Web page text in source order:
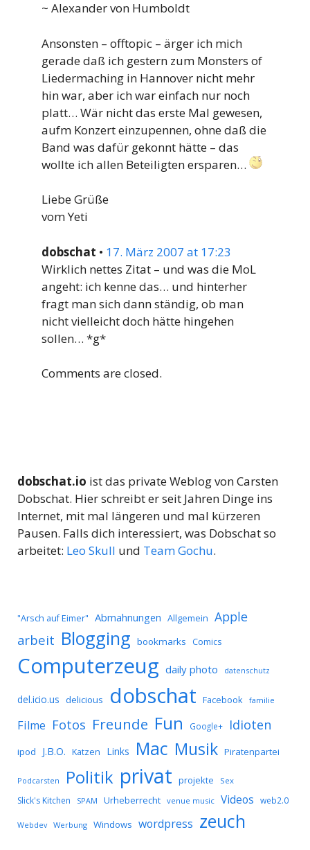
~ Alexander von Humboldt
Ansonsten – offtopic – ärger ich mich
gerade daß ich gestern zum Monsters of
Liedermaching in Hannover nicht mehr
hin war, aber ich war einfach nur noch
platt… Wär nicht das erste Mal gewesen,
aufm Konzert einzupennen, ohne daß die
Band was dafür gekonnt hätte – das
wollte ich allen Beteiligten ersparen…
Liebe Grüße
vom Yeti
dobschat • 17. März 2007 at 17:23
Wirklich nettes Zitat – und was die MoL
angeht: ich kenne das… und hinterher
fragt man sich dann ständig, ob man
nicht vielleicht doch hätte hingehen
sollen… *g*
Comments are closed.
dobschat.io ist das private Weblog von Carsten
Dobschat. Hier schreibt er seit Jahren Dinge ins
Internet, mit mal längeren und mal kürzeren
Pausen. Falls dich interessiert, was Dobschat so
arbeitet: Leo Skull und Team Gochu.
"Arsch auf Eimer" Abmahnungen Allgemein Apple
arbeit Blogging bookmarks Comics
Computerzeug daily photo datenschutz
del.icio.us delicious dobschat Facebook familie
Filme Fotos Freunde Fun Google+ Idioten
ipod J.B.O. Katzen Links Mac Musik Piratenpartei
Podcarsten Politik privat projekte Sex
Slick's Kitchen SPAM Urheberrecht venue music Videos web2.0
Webdev Werbung Windows wordpress zeuch